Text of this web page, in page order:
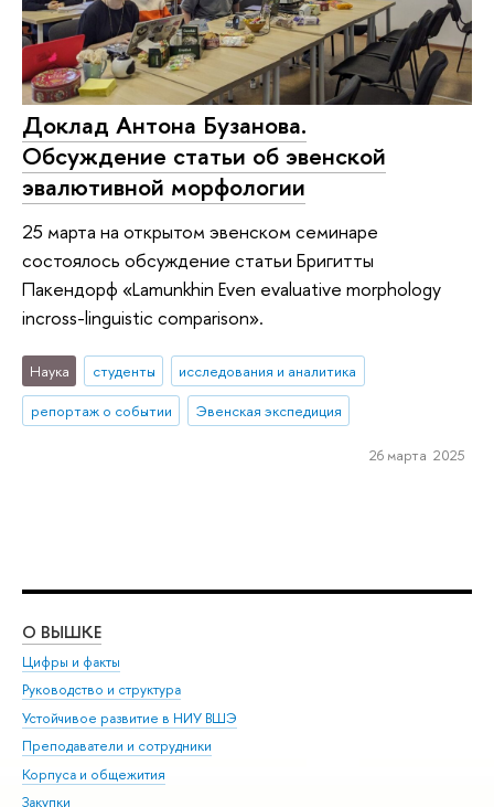
Доклад Антона Бузанова.
Обсуждение статьи об эвенской
эвалютивной морфологии
25 марта на открытом эвенском семинаре
состоялось обсуждение статьи Бригитты
Пакендорф «Lamunkhin Even evaluative morphology
incross-linguistic comparison».
Наука студенты
исследования и аналитика
репортаж о событии
Эвенская экспедиция
26 марта 2025
О ВЫШКЕ
Цифры и факты
Руководство и структура
Устойчивое развитие в НИУ ВШЭ
Преподаватели и сотрудники
Корпуса и общежития
Закупки